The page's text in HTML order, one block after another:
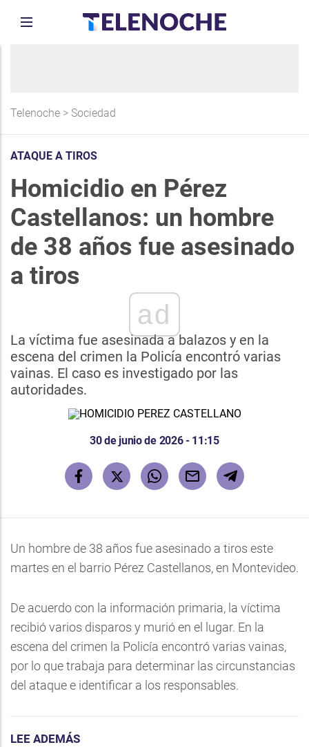
Telenoche > Sociedad
ATAQUE A TIROS
Homicidio en Pérez
Castellanos: un hombre
de 38 años fue asesinado
a tiros
ad
La víctima fue asesinada a balazos y en la
escena del crimen la Policía encontró varias
vainas. El caso es investigado por las
autoridades.
30 de junio de 2026 - 11:15
Un hombre de 38 años fue asesinado a tiros este
martes en el barrio Pérez Castellanos, en Montevideo.
De acuerdo con la información primaria, la víctima
recibió varios disparos y murió en el lugar. En la
escena del crimen la Policía encontró varias vainas,
por lo que trabaja para determinar las circunstancias
del ataque e identificar a los responsables.
LEE ADEMÁS